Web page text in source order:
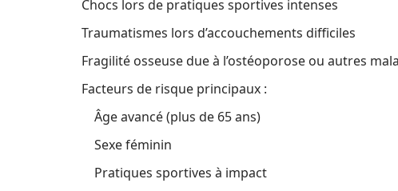
Chocs lors de pratiques sportives intenses
Traumatismes lors d’accouchements difficiles
Fragilité osseuse due à l’ostéoporose ou autres
Facteurs de risque principaux :
Âge avancé (plus de 65 ans)
Sexe féminin
Pratiques sportives à impact